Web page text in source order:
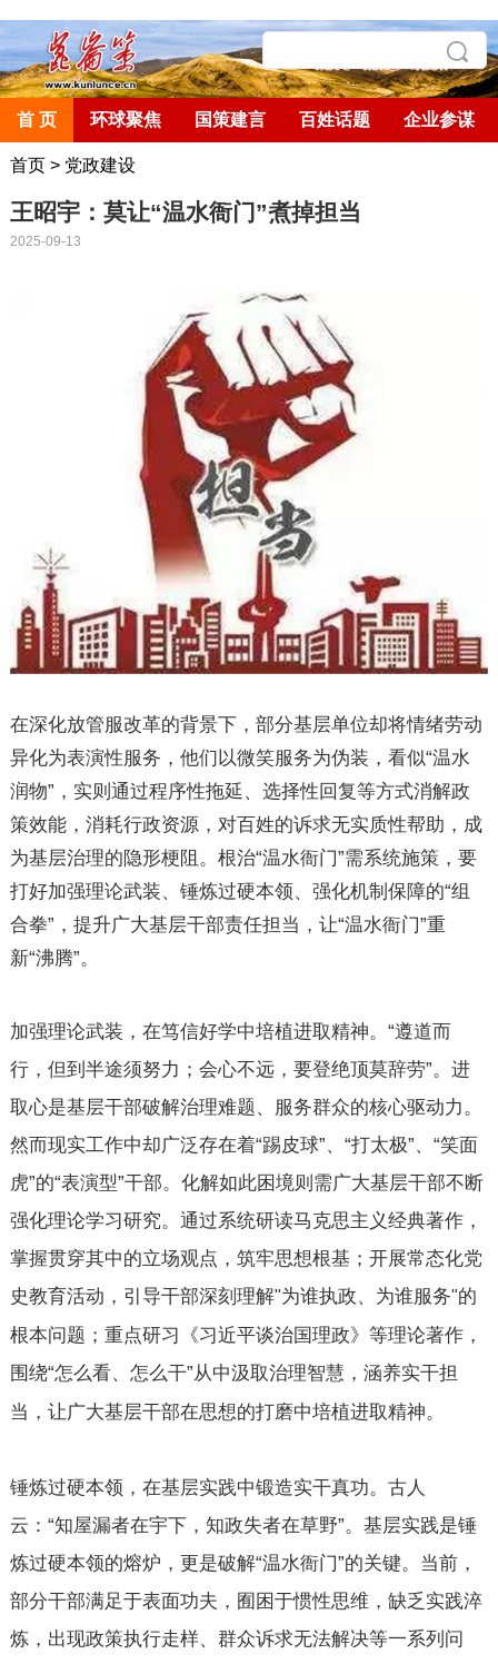
首 页 环球聚焦 国策建言 百姓话题 企业参谋
首页> 党政建设
王昭宇：莫让“温水衙门”煮掉担当
2025-09-13
在深化放管服改革的背景下，部分基层单位却将情绪劳动
异化为表演性服务，他们以微笑服务为伪装，看似“温水
润物”，实则通过程序性拖延、选择性回复等方式消解政
策效能，消耗行政资源，对百姓的诉求无实质性帮助，成
为基层治理的隐形梗阻。根治“温水衙门”需系统施策，要
打好加强理论武装、锤炼过硬本领、强化机制保障的“组
合拳”，提升广大基层干部责任担当，让“温水衙门”重
新“沸腾”。
加强理论武装，在笃信好学中培植进取精神。“遵道而
行，但到半途须努力；会心不远，要登绝顶莫辞劳”。进
取心是基层干部破解治理难题、服务群众的核心驱动力。
然而现实工作中却广泛存在着“踢皮球”、“打太极”、“笑面
虎”的“表演型”干部。化解如此困境则需广大基层干部不断
强化理论学习研究。通过系统研读马克思主义经典著作，
掌握贯穿其中的立场观点，筑牢思想根基；开展常态化党
史教育活动，引导干部深刻理解"为谁执政、为谁服务"的
根本问题；重点研习《习近平谈治国理政》等理论著作，
围绕“怎么看、怎么干”从中汲取治理智慧，涵养实干担
当，让广大基层干部在思想的打磨中培植进取精神。
锤炼过硬本领，在基层实践中锻造实干真功。古人
云：“知屋漏者在宇下，知政失者在草野”。基层实践是锤
炼过硬本领的熔炉，更是破解“温水衙门”的关键。当前，
部分干部满足于表面功夫，囿困于惯性思维，缺乏实践淬
炼，出现政策执行走样、群众诉求无法解决等一系列问